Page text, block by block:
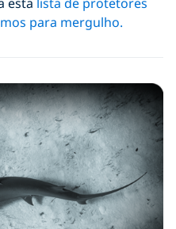
para mergulho.